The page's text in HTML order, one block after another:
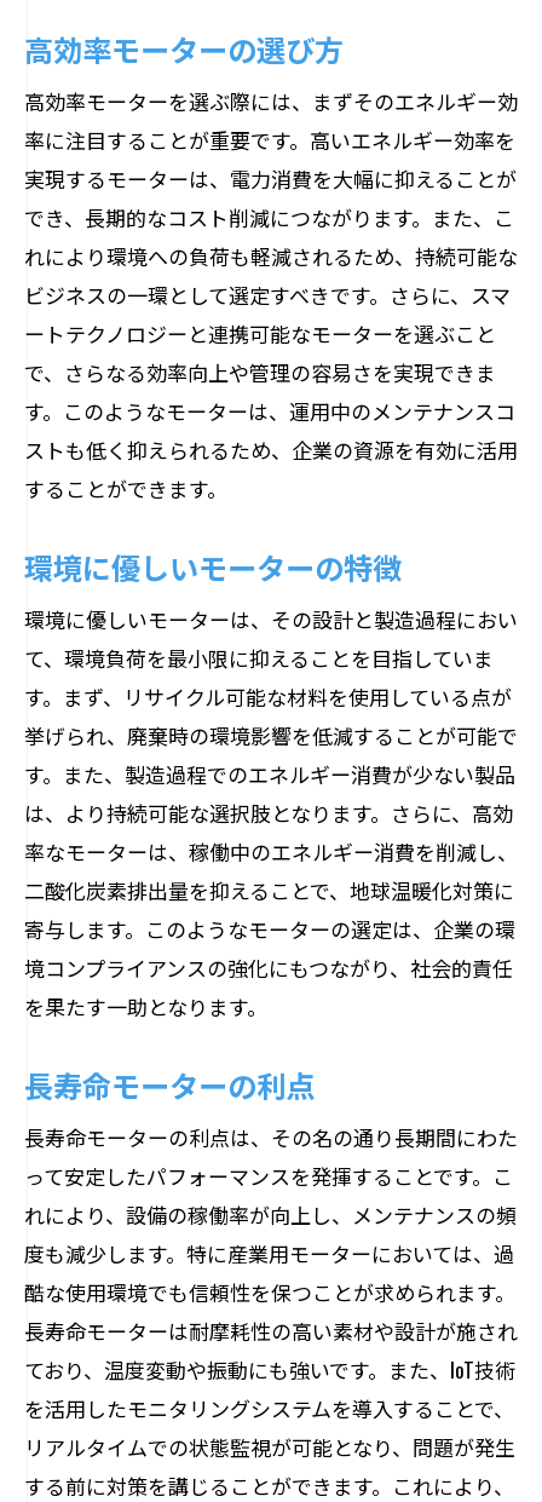
高効率モーターの選び方
高効率モーターを選ぶ際には、まずそのエネルギー効
率に注目することが重要です。高いエネルギー効率を
実現するモーターは、電力消費を大幅に抑えることが
でき、長期的なコスト削減につながります。また、こ
れにより環境への負荷も軽減されるため、持続可能な
ビジネスの一環として選定すべきです。さらに、スマ
ートテクノロジーと連携可能なモーターを選ぶこと
で、さらなる効率向上や管理の容易さを実現できま
す。このようなモーターは、運用中のメンテナンスコ
ストも低く抑えられるため、企業の資源を有効に活用
することができます。
環境に優しいモーターの特徴
環境に優しいモーターは、その設計と製造過程におい
て、環境負荷を最小限に抑えることを目指していま
す。まず、リサイクル可能な材料を使用している点が
挙げられ、廃棄時の環境影響を低減することが可能で
す。また、製造過程でのエネルギー消費が少ない製品
は、より持続可能な選択肢となります。さらに、高効
率なモーターは、稼働中のエネルギー消費を削減し、
二酸化炭素排出量を抑えることで、地球温暖化対策に
寄与します。このようなモーターの選定は、企業の環
境コンプライアンスの強化にもつながり、社会的責任
を果たす一助となります。
長寿命モーターの利点
長寿命モーターの利点は、その名の通り長期間にわた
って安定したパフォーマンスを発揮することです。こ
れにより、設備の稼働率が向上し、メンテナンスの頻
度も減少します。特に産業用モーターにおいては、過
酷な使用環境でも信頼性を保つことが求められます。
長寿命モーターは耐摩耗性の高い素材や設計が施され
ており、温度変動や振動にも強いです。また、IoT技術
を活用したモニタリングシステムを導入することで、
リアルタイムでの状態監視が可能となり、問題が発生
する前に対策を講じることができます。これにより、